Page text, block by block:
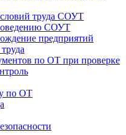
труда СОУТ
СОУТ
предприятий
по ОТ при проверке
по ОТ